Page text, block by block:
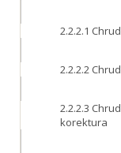
2.2.2.1
2.2.2.2
2.2.2.3
korektura